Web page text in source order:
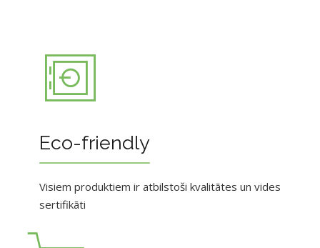
Eco-friendly
Visiem produktiem ir atbilstoši kvalitātes un vides
sertifikāti